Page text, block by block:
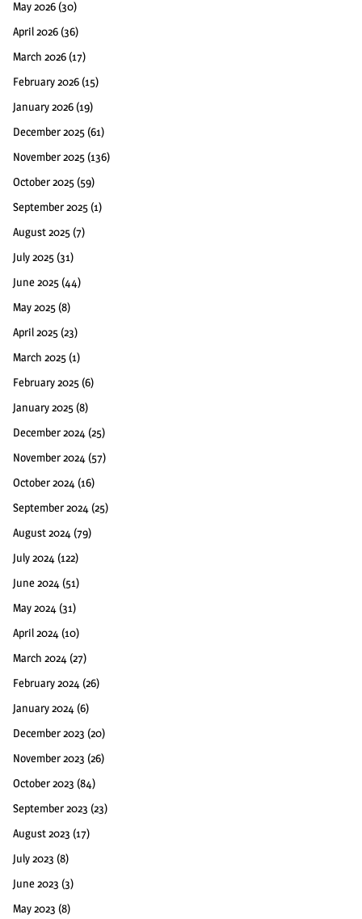
May 2026 (30)
April 2026 (36)
March 2026 (17)
February 2026 (15)
January 2026 (19)
December 2025 (61)
November 2025 (136)
October 2025 (59)
September 2025 (1)
August 2025 (7)
July 2025 (31)
June 2025 (44)
May 2025 (8)
April 2025 (23)
March 2025 (1)
February 2025 (6)
January 2025 (8)
December 2024 (25)
November 2024 (57)
October 2024 (16)
September 2024 (25)
August 2024 (79)
July 2024 (122)
June 2024 (51)
May 2024 (31)
April 2024 (10)
March 2024 (27)
February 2024 (26)
January 2024 (6)
December 2023 (20)
November 2023 (26)
October 2023 (84)
September 2023 (23)
August 2023 (17)
July 2023 (8)
June 2023 (3)
May 2023 (8)